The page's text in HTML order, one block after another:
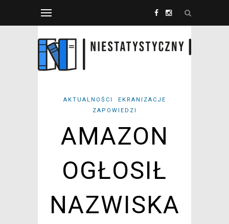
AKTUALNOŚCI
EKRANIZACJE
ZAPOWIEDZI
AMAZON
OGŁOSIŁ
NAZWISKA